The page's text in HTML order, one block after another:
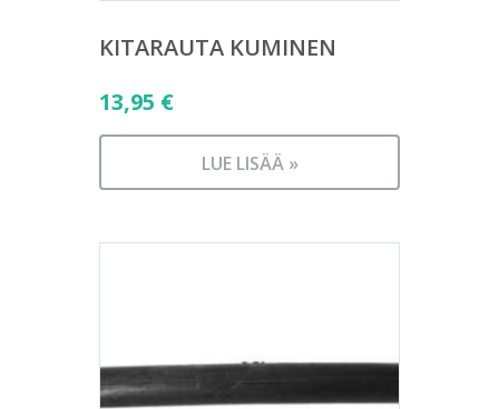
KITARAUTA KUMINEN
13,95 €
LUE LISÄÄ »